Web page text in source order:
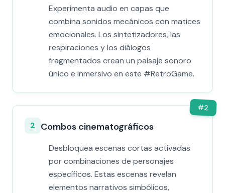
Experimenta audio en capas que
combina sonidos mecánicos con matices
emocionales. Los sintetizadores, las
respiraciones y los diálogos
fragmentados crean un paisaje sonoro
único e inmersivo en este #RetroGame.
#2
2 Combos cinematográficos
Desbloquea escenas cortas activadas
por combinaciones de personajes
específicos. Estas escenas revelan
elementos narrativos simbólicos,